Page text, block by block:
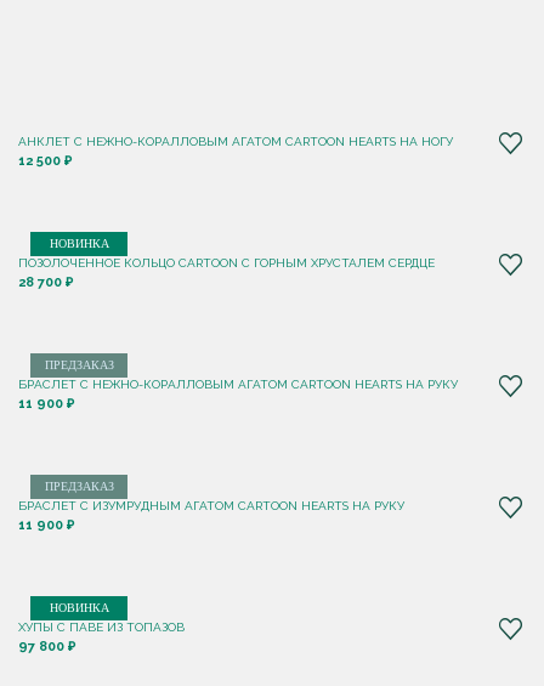
АНКЛЕТ С НЕЖНО-КОРАЛЛОВЫМ АГАТОМ CARTOON HEARTS НА НОГУ
12 500 ₽
НОВИНКА
ПОЗОЛОЧЕННОЕ КОЛЬЦО CARTOON C ГОРНЫМ ХРУСТАЛЕМ СЕРДЦЕ
28 700 ₽
ПРЕДЗАКАЗ
БРАСЛЕТ С НЕЖНО-КОРАЛЛОВЫМ АГАТОМ CARTOON HEARTS НА РУКУ
11 900 ₽
ПРЕДЗАКАЗ
БРАСЛЕТ С ИЗУМРУДНЫМ АГАТОМ CARTOON HEARTS НА РУКУ
11 900 ₽
НОВИНКА
ХУПЫ С ПАВЕ ИЗ ТОПАЗОВ
97 800 ₽